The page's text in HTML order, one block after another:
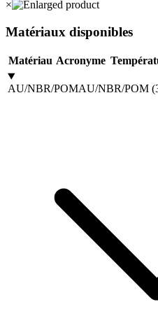
×
Matériaux disponibles
Matériau Acronyme
AU/NBR/POMAU/NBR/POM (